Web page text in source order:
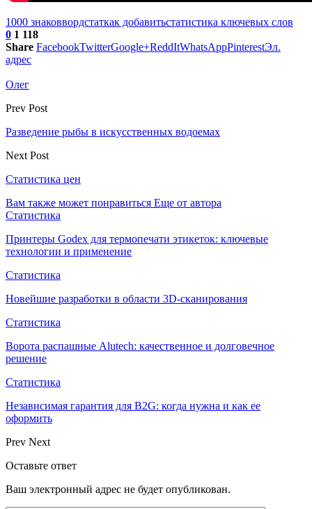
1000 знаковвордстаткак добавитьстатистика ключевых слов
0 1 118
Share FacebookTwitterGoogle+ReddItWhatsAppPinterestЭл.
адрес
Олег
Prev Post
Разведение рыбы в искусственных водоемах
Next Post
Статистика цен
Вам также может понравиться Еще от автора
Статистика
Принтеры Godex для термопечати этикеток: ключевые
технологии и применение
Статистика
Новейшие разработки в области 3D-сканирования
Статистика
Ворота распашные Alutech: качественное и долговечное
решение
Статистика
Независимая гарантия для B2G: когда нужна и как ее
оформить
Prev Next
Оставьте ответ
Ваш электронный адрес не будет опубликован.